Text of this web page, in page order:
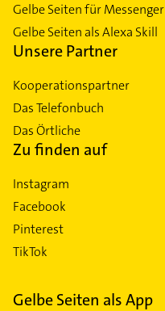
Gelbe Seiten für Messenger
Gelbe Seiten als Alexa Skill
Unsere Partner
Kooperationspartner
Das Telefonbuch
Das Örtliche
Zu finden auf
Instagram
Facebook
Pinterest
TikTok
Gelbe Seiten als App